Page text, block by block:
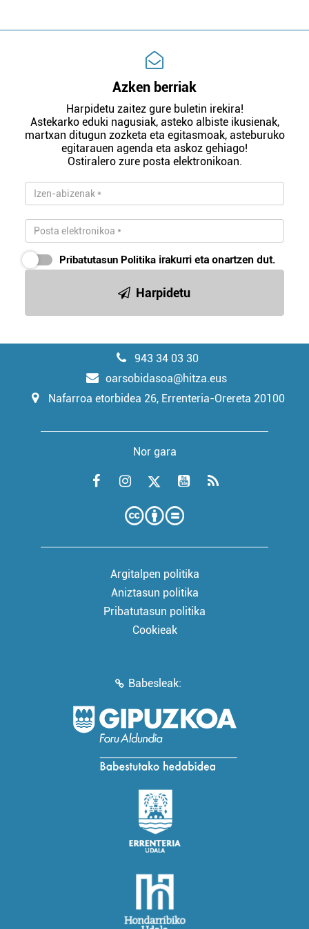
Azken berriak
Harpidetu zaitez gure buletin irekira!
Astekarko eduki nagusiak, asteko albiste ikusienak,
martxan ditugun zozketa eta egitasmoak, asteburuko
egitarauen agenda eta askoz gehiago!
Ostiralero zure posta elektronikoan.
Pribatutasun Politika irakurri eta onartzen dut.
Harpidetu
943 34 03 30
oarsobidasoa@hitza.eus
Nafarroa etorbidea 26, Errenteria-Orereta 20100
Nor gara
Argitalpen politika
Aniztasun politika
Pribatutasun politika
Cookieak
Babesleak: